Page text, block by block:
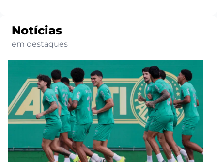
Notícias
em destaques